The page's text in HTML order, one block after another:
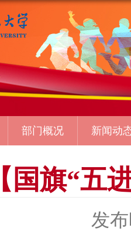
部门概况 新闻动
【国旗“五
发